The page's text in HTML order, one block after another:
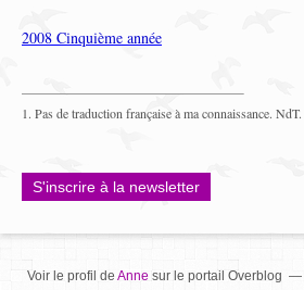
2008 Cinquième année
1. Pas de traduction française à ma connaissance. NdT.
S'inscrire à la newsletter
Voir le profil de Annesur le portail Overblog